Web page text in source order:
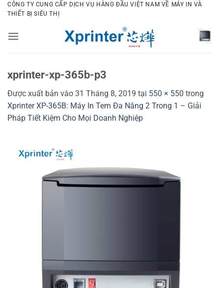
Bỏ
qua
dung
CÔNG TY CUNG CẤP DỊCH VỤ HÀNG ĐẦU VIỆT NAM VỀ MÁY IN VÀ
THIẾT BỊ SIÊU THỊ
xprinter-xp-365b-p3
Được xuất bản vào 31 Tháng 8, 2019 tại 550 × 550 trong
Xprinter XP-365B: Máy In Tem Đa Năng 2 Trong 1 – Giải
Pháp Tiết Kiệm Cho Mọi Doanh Nghiệp